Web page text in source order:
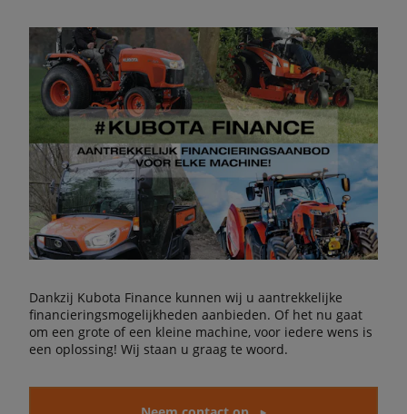
Dankzij Kubota Finance kunnen wij u aantrekkelijke
financieringsmogelijkheden aanbieden. Of het nu gaat
om een grote of een kleine machine, voor iedere wens is
een oplossing! Wij staan u graag te woord.